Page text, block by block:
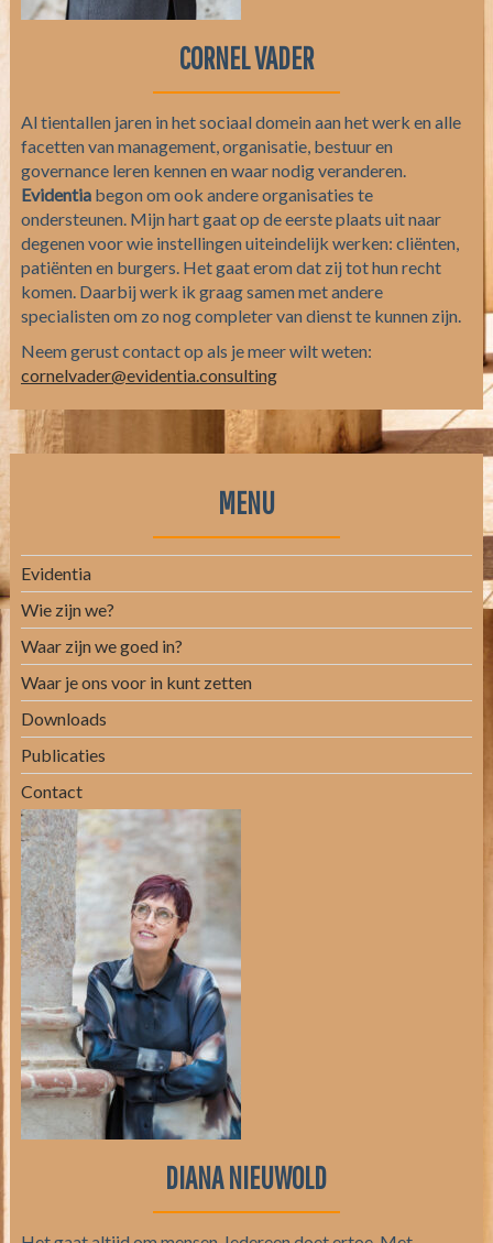
CORNEL VADER
Al tientallen jaren in het sociaal domein aan het werk en alle
facetten van management, organisatie, bestuur en
governance leren kennen en waar nodig veranderen.
Evidentiabegon om ook andere organisaties te
ondersteunen. Mijn hart gaat op de eerste plaats uit naar
degenen voor wie instellingen uiteindelijk werken: cliënten,
patiënten en burgers. Het gaat erom dat zij tot hun recht
komen. Daarbij werk ik graag samen met andere
specialisten om zo nog completer van dienst te kunnen zijn.
Neem gerust contact op als je meer wilt weten:
cornelvader@evidentia.consulting
MENU
Evidentia
Wie zijn we?
Waar zijn we goed in?
Waar je ons voor in kunt zetten
Downloads
Publicaties
Contact
DIANA NIEUWOLD